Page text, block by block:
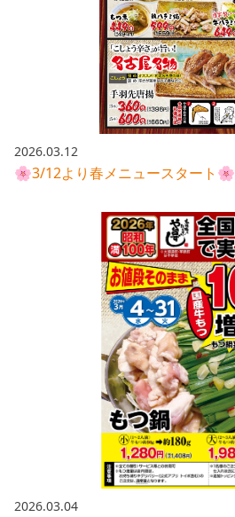
2026.03.12
🌸3/12より春メニュースタート🌸
2026.03.04